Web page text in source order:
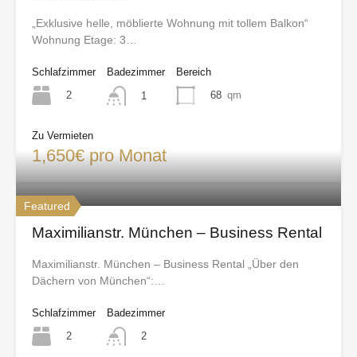
„Exklusive helle, möblierte Wohnung mit tollem Balkon“
Wohnung Etage: 3…
Schlafzimmer
2
Badezimmer
1
Bereich
68 qm
Zu Vermieten
1,650€ pro Monat
Featured
Maximilianstr. München – Business Rental
Maximilianstr. München – Business Rental „Über den
Dächern von München“:…
Schlafzimmer
2
Badezimmer
2